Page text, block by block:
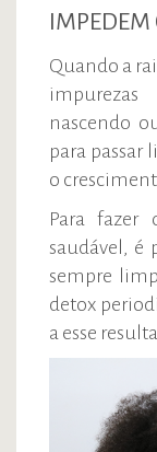
IMPEDEM
Quando a
nascendo
para passar
o
Para fazer
saudável, é
sempre
detox
a esse